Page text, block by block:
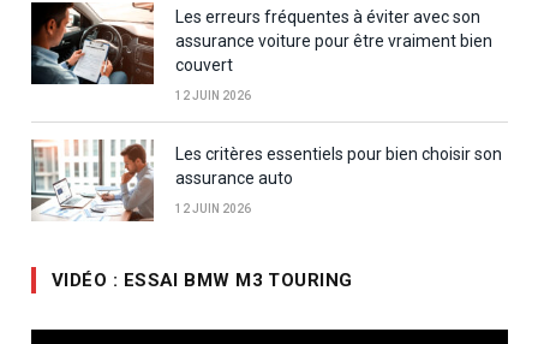
Les erreurs fréquentes à éviter avec son
assurance voiture pour être vraiment bien
couvert
12 JUIN 2026
Les critères essentiels pour bien choisir son
assurance auto
12 JUIN 2026
VIDÉO : ESSAI BMW M3 TOURING